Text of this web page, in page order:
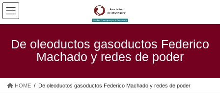
Saltar
contenido
Saltar
la
De oleoductos gasoductos Federico
Machado y redes de poder
HOME De oleoductos gasoductos Federico Machado y redes de poder